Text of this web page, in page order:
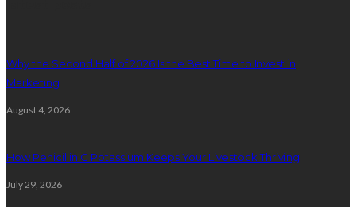
Why the Second Half of 2026 Is the Best Time to Invest in
Marketing
August 4, 2026
How Penicillin G Potassium Keeps Your Livestock Thriving
July 29, 2026